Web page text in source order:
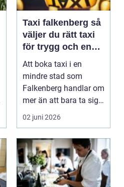
Taxi falkenberg så
väljer du rätt taxi
för trygg och enkel
resa
Att boka taxi i en
mindre stad som
Falkenberg handlar om
mer än att bara ta sig
från punkt A till pu...
02 juni 2026